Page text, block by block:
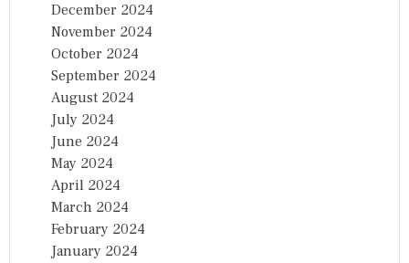
December 2024
November 2024
October 2024
September 2024
August 2024
July 2024
June 2024
May 2024
April 2024
March 2024
February 2024
January 2024